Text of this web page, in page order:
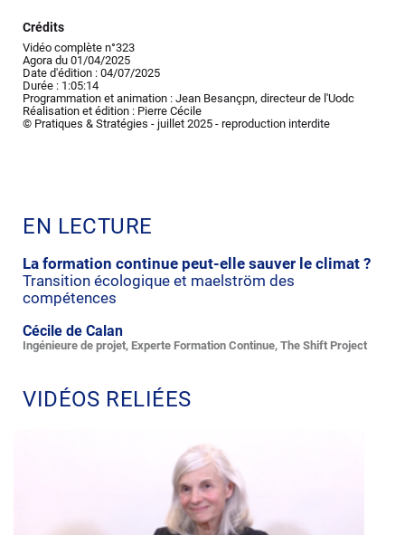
Crédits
Vidéo complète n°323
Agora du 01/04/2025
Date d'édition : 04/07/2025
Durée : 1:05:14
Programmation et animation : Jean Besançpn, directeur de l'Uodc
Réalisation et édition : Pierre Cécile
© Pratiques & Stratégies - juillet 2025 - reproduction interdite
EN LECTURE
La formation continue peut-elle sauver le climat ?
Transition écologique et maelström des
compétences
Cécile de Calan
Ingénieure de projet, Experte Formation Continue, The Shift Project
VIDÉOS RELIÉES